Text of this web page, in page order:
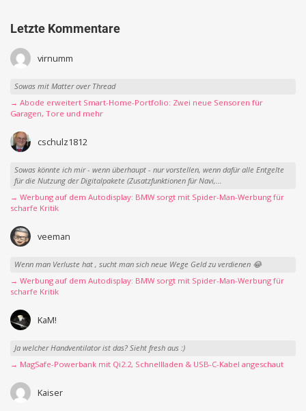
Letzte Kommentare
virnumm
Sowas mit Matter over Thread
→ Abode erweitert Smart-Home-Portfolio: Zwei neue Sensoren für
Garagen, Tore und mehr
cschulz1812
Sowas könnte ich mir - wenn überhaupt - nur vorstellen, wenn dafür alle Entgelte
für die Nutzung der Digitalpakete (Zusatzfunktionen für Navi,...
→ Werbung auf dem Autodisplay: BMW sorgt mit Spider-Man-Werbung für
scharfe Kritik
veeman
Wenn man Verluste hat , sucht man sich neue Wege Geld zu verdienen 😂
→ Werbung auf dem Autodisplay: BMW sorgt mit Spider-Man-Werbung für
scharfe Kritik
KaM!
Ja welcher Handventilator ist das? Sieht fresh aus :)
→ MagSafe-Powerbank mit Qi2.2, Schnellladen & USB-C-Kabel angeschaut
Kaiser